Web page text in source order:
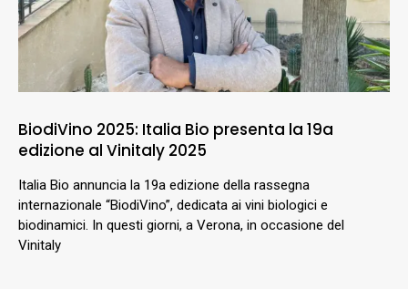
BiodiVino 2025: Italia Bio presenta la 19a
edizione al Vinitaly 2025
Italia Bio annuncia la 19a edizione della rassegna
internazionale “BiodiVino”, dedicata ai vini biologici e
biodinamici. In questi giorni, a Verona, in occasione del
Vinitaly